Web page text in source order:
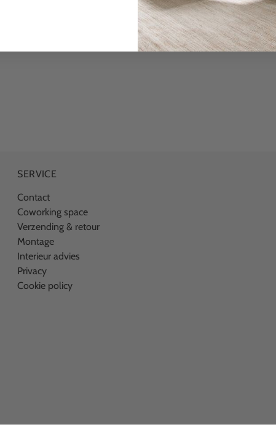
SERVICE
Contact
Coworking space
Verzending & retour
Montage
Interieur advies
Privacy
Cookie policy